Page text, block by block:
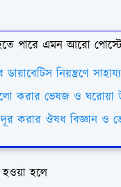
পারে এমন আরো
নিয়ন্ত্রণে
করার ভেষজ ও ঘরোয়া
করার ঔষধ বিজ্ঞান ও
হওয়া হলে